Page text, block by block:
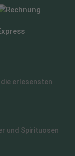
erlesensten
und Spirituosen